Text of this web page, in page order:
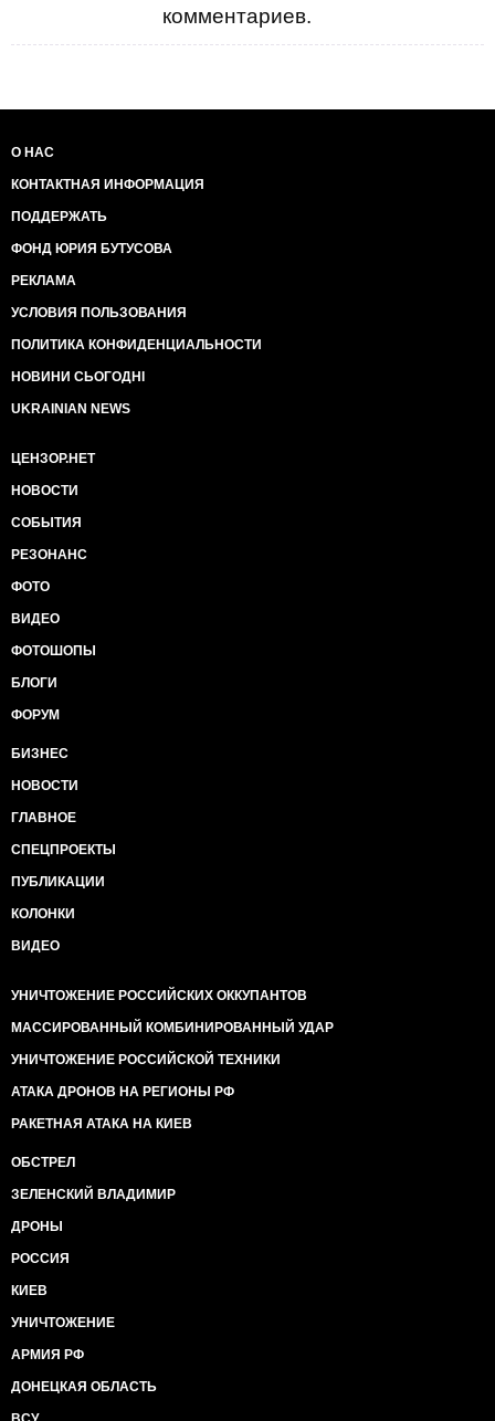
комментариев.
О НАС
КОНТАКТНАЯ ИНФОРМАЦИЯ
ПОДДЕРЖАТЬ
ФОНД ЮРИЯ БУТУСОВА
РЕКЛАМА
УСЛОВИЯ ПОЛЬЗОВАНИЯ
ПОЛИТИКА КОНФИДЕНЦИАЛЬНОСТИ
НОВИНИ СЬОГОДНІ
UKRAINIAN NEWS
ЦЕНЗОР.НЕТ
НОВОСТИ
СОБЫТИЯ
РЕЗОНАНС
ФОТО
ВИДЕО
ФОТОШОПЫ
БЛОГИ
ФОРУМ
БИЗНЕС
НОВОСТИ
ГЛАВНОЕ
СПЕЦПРОЕКТЫ
ПУБЛИКАЦИИ
КОЛОНКИ
ВИДЕО
УНИЧТОЖЕНИЕ РОССИЙСКИХ ОККУПАНТОВ
МАССИРОВАННЫЙ КОМБИНИРОВАННЫЙ УДАР
УНИЧТОЖЕНИЕ РОССИЙСКОЙ ТЕХНИКИ
АТАКА ДРОНОВ НА РЕГИОНЫ РФ
РАКЕТНАЯ АТАКА НА КИЕВ
ОБСТРЕЛ
ЗЕЛЕНСКИЙ ВЛАДИМИР
ДРОНЫ
РОССИЯ
КИЕВ
УНИЧТОЖЕНИЕ
АРМИЯ РФ
ДОНЕЦКАЯ ОБЛАСТЬ